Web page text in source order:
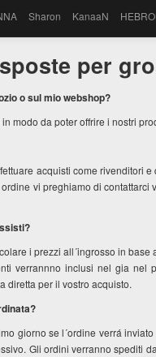
Sharon KanaaN
per
o sul mio webshop?
modo da poter offrire i nostri
acquisti come rivenditori
vi preghiamo di
i prezzi all´ingrosso in
verrannno inclusi nel gia
diretta per il vostro acquisto.
giorno se l´ordine verrá
Gli ordini verranno spediti